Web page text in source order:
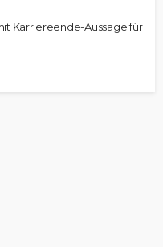
Karriereende-Aussage für